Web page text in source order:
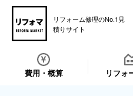
リフォーム修理のNo.1見
積りサイト
費用・概算 リフォ